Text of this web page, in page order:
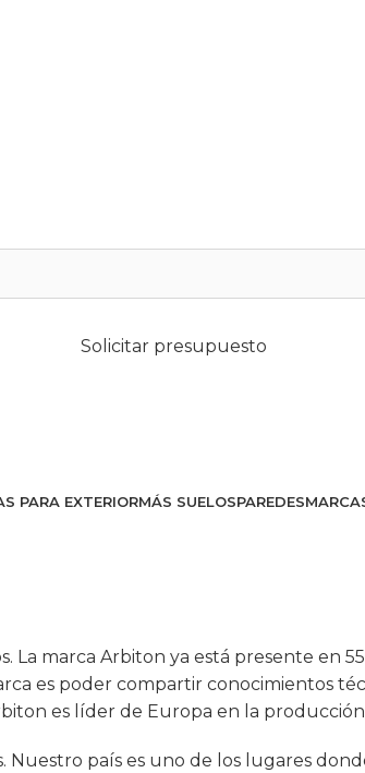
Solicitar presupuesto
PARA EXTERIORMÁS SUELOSPAREDES
marca Arbiton ya está presente en
es poder compartir conocimientos
es líder de Europa en la producción
país es uno de los lugares